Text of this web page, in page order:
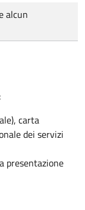
alcun
carta
dei servizi
presentazione